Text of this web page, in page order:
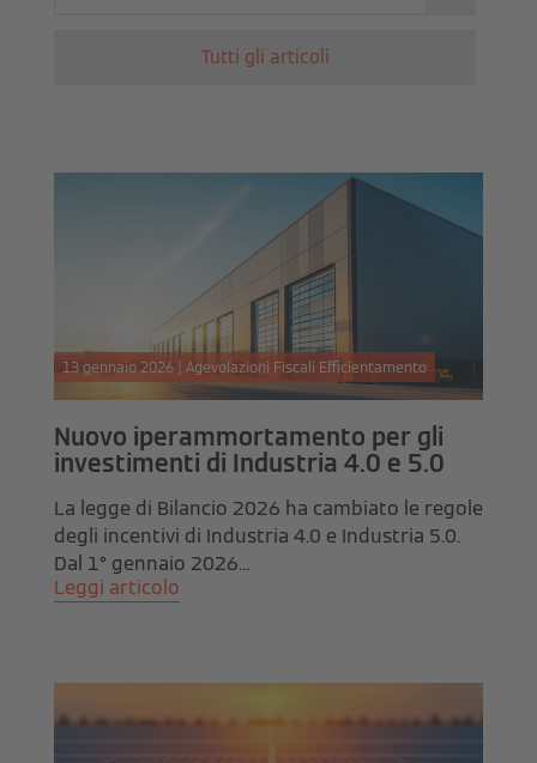
Tutti gli articoli
13 gennaio 2026 | Agevolazioni Fiscali Efficientamento
Nuovo iperammortamento per gli
investimenti di Industria 4.0 e 5.0
La legge di Bilancio 2026 ha cambiato le regole
degli incentivi di Industria 4.0 e Industria 5.0.
Dal 1° gennaio 2026...
Leggi articolo